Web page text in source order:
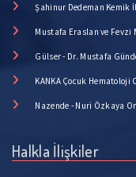
Şahinur Dedeman Kemik
Mustafa Eraslan ve Fevzi
Gülser - Dr. Mustafa
KANKA Çocuk
Nazende - Nuri Özkaya
Halkla İlişkiler